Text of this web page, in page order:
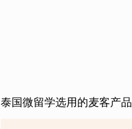
泰国微留学选用的麦客产品